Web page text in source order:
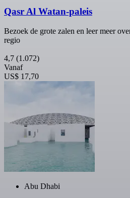
Qasr Al Watan-paleis
Bezoek de grote zalen en leer meer
regio
4,7 (1.072)
Vanaf
US$ 17,70
Abu Dhabi